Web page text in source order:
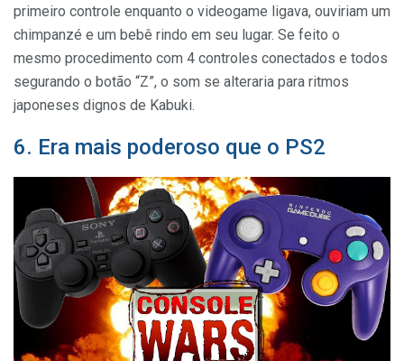
primeiro controle enquanto o videogame ligava, ouviriam um
chimpanzé e um bebê rindo em seu lugar. Se feito o
mesmo procedimento com 4 controles conectados e todos
segurando o botão “Z”, o som se alteraria para ritmos
japoneses dignos de Kabuki.
6. Era mais poderoso que o PS2